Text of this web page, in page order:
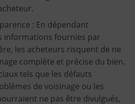
: En dépendant
informations fournies par
les acheteurs risquent de ne
complète et précise du bien.
tels que les défauts
de voisinage ou les
ne pas être divulgués,